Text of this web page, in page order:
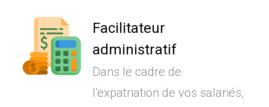
Facilitateur
administratif
Dans le cadre de
l’expatriation de vos salariés,